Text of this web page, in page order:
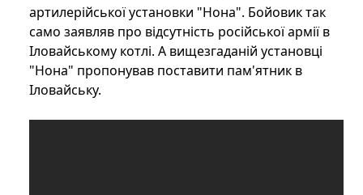
артилерійської установки "Нона". Бойовик так
само заявляв про відсутність російської армії в
Іловайському котлі. А вищезгаданій установці
"Нона" пропонував поставити пам'ятник в
Іловайську.